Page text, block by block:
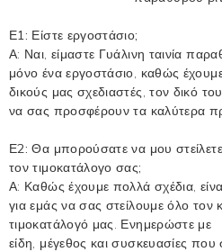
Ε1: Είστε εργοστάσιο;
Α: Ναι, είμαστε Γυάλινη ταινία
μόνο ένα εργοστάσιο, καθώς
δικούς μας σχεδιαστές, τον δικό
να σας προσφέρουν τα καλύτερα
Ε2: Θα μπορούσατε να μου
τον τιμοκατάλογο σας;
Α: Καθώς έχουμε πολλά σχέδια,
για εμάς να σας στείλουμε όλο τον
τιμοκατάλογό μας. Ενημερώστε με
είδη, μέγεθος και συσκευασίες